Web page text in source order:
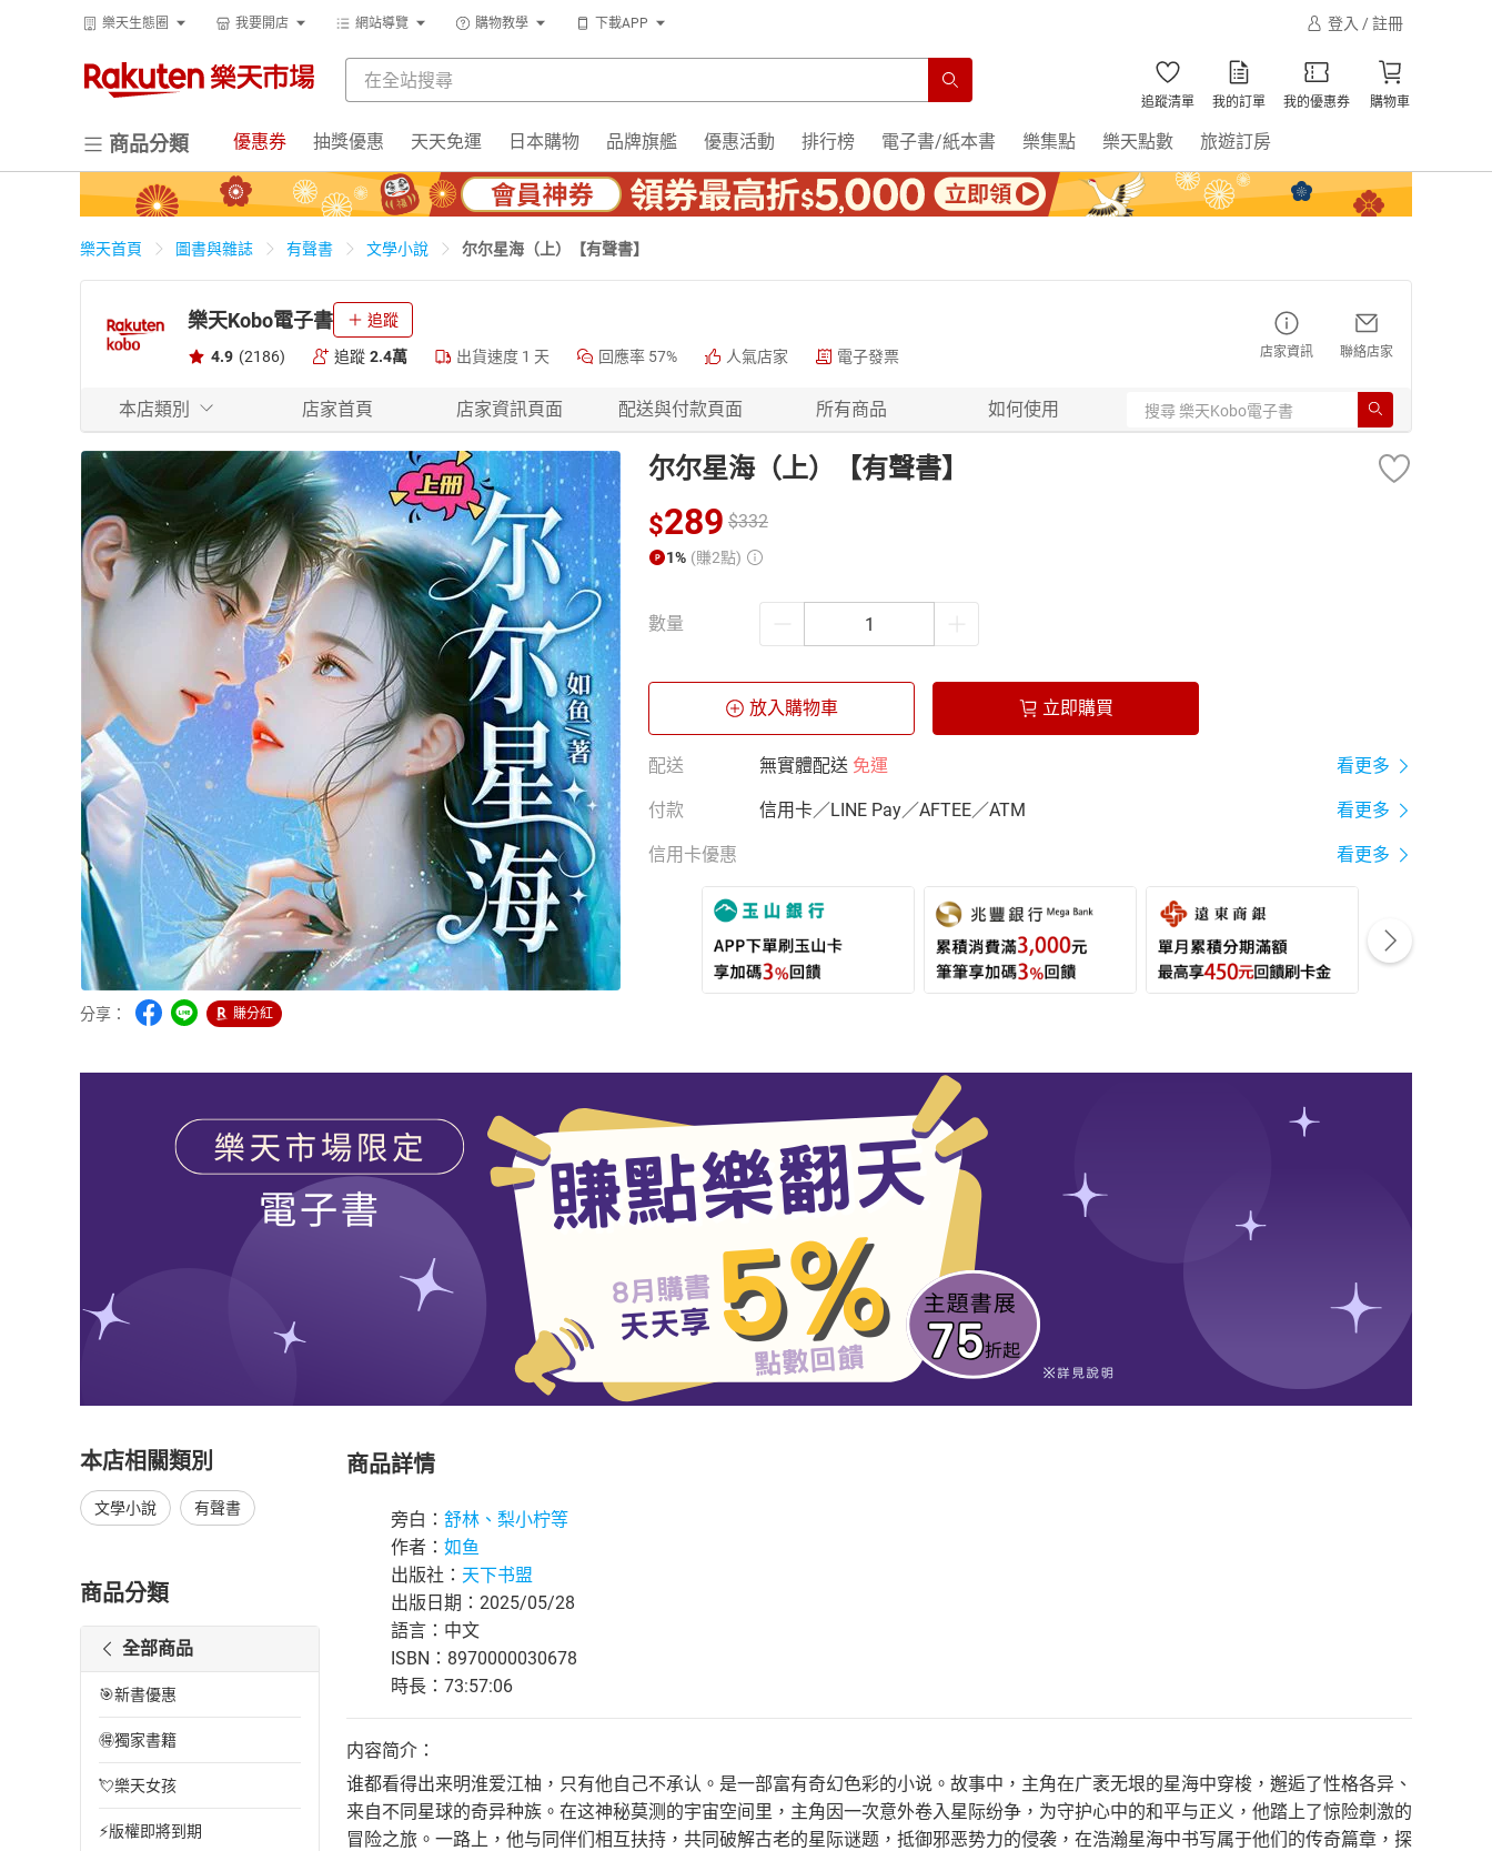
樂天生態圈 我要開店 網站導覽 購物教學 下載APP 登入 / 註冊
追蹤清單 我的訂單 我的優惠券 購物車
商品分類 優惠券 抽獎優惠 天天免運 日本購物 品牌旗艦 優惠活動 排行榜 電子書/紙本書 樂集點 樂天點數 旅遊訂房
樂天首頁 圖書與雜誌 有聲書 文學小說 尔尔星海（上）【有聲書】
樂天Kobo電子書 追蹤
4.9 (2186) 追蹤 2.4萬 出貨速度 1 天 回應率 57% 人氣店家 電子發票 店家資訊 聯絡店家
本店類別 店家首頁 店家資訊頁面 配送與付款頁面 所有商品 如何使用
分享： 賺分紅
尔尔星海（上）【有聲書】
$289 $332
1% (賺2點)
數量
放入購物車 立即購買
配送 無實體配送 免運 看更多
付款 信用卡／LINE Pay／AFTEE／ATM 看更多
信用卡優惠 看更多
本店相關類別
文學小說 有聲書
商品分類
全部商品
🎯新書優惠
🉐獨家書籍
💘樂天女孩
⚡版權即將到期
商品詳情
旁白： 舒林、梨小柠等
作者： 如鱼
出版社： 天下书盟
出版日期：2025/05/28
語言：中文
ISBN：8970000030678
時長：73:57:06
内容简介：
谁都看得出来明淮爱江柚，只有他自己不承认。是一部富有奇幻色彩的小说。故事中，主角在广袤无垠的星海中穿梭，邂逅了性格各异、
来自不同星球的奇异种族。在这神秘莫测的宇宙空间里，主角因一次意外卷入星际纷争，为守护心中的和平与正义，他踏上了惊险刺激的
冒险之旅。一路上，他与同伴们相互扶持，共同破解古老的星际谜题，抵御邪恶势力的侵袭，在浩瀚星海中书写属于他们的传奇篇章，探